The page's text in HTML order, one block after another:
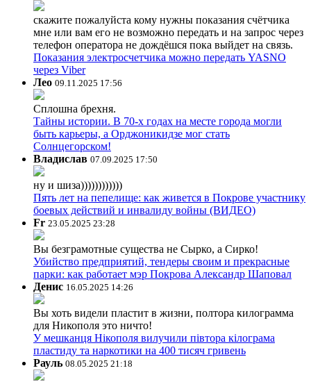
скажите пожалуйста кому нужны показания счётчика
мне или вам его не возможно передать и на запрос через
телефон оператора не дождёшся пока выйдет на связь.
Показания электросчетчика можно передать YASNO
через Viber
Лео 09.11.2025 17:56
Сплошна брехня.
Тайны истории. В 70-х годах на месте города могли
быть карьеры, а Орджоникидзе мог стать
Солнцегорском!
Владислав 07.09.2025 17:50
ну и шиза))))))))))))
Пять лет на пепелище: как живется в Покрове участнику
боевых действий и инвалиду войны (ВИДЕО)
Fr 23.05.2025 23:28
Вы безграмотные существа не Сырко, а Сирко!
Убийство предприятий, тендеры своим и прекрасные
парки: как работает мэр Покрова Александр Шаповал
Денис 16.05.2025 14:26
Вы хоть видели пластит в жизни, полтора килограмма
для Никополя это ничто!
У мешканця Нікополя вилучили півтора кілограма
пластиду та наркотики на 400 тисяч гривень
Рауль 08.05.2025 21:18